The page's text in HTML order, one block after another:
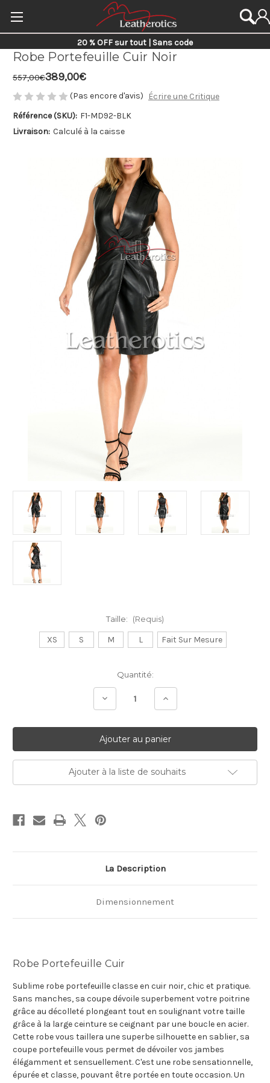
20 % OFF sur tout | Sans code
Robe Portefeuille Cuir Noir
557,00€389,00€
(Pas encore d'avis)
Écrire une Critique
Référence (SKU): F1-MD92-BLK
Livraison: Calculé à la caisse
Taille: (Requis)
XS S M L Fait Sur Mesure
Quantité:
Diminuer Augmenter
Ajouter à la liste de souhaits
La Description
Dimensionnement
Robe Portefeuille Cuir
Sublime robe portefeuille classe en cuir noir, chic et pratique.
Sans manches, sa coupe dévoile superbement votre poitrine
grâce au décolleté plongeant tout en soulignant votre taille
grâce à la large ceinture se ceignant par une boucle en acier.
Cette robe vous taillera une superbe silhouette en sablier, sa
coupe portefeuille vous permet de dévoiler vos jambes
élégamment et sensuellement. C'est une robe sensationnelle,
épurée et classe, pouvant être portée en toute occasion. Un